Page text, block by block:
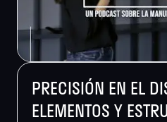
PRECISIÓN EN EL
ELEMENTOS Y